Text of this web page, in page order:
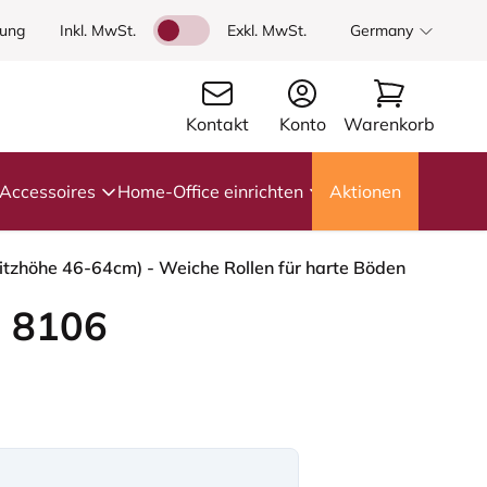
Inkl. MwSt. Exkl. MwSt. Germany
Kontakt Konto Warenkorb
Accessoires Home-Office einrichten Aktionen
46-64cm) - Weiche Rollen für harte Böden
8106